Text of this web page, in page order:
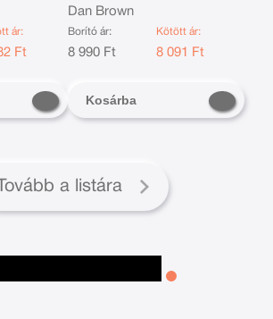
ár:
Ft
Dan Brown
Borító ár:
8 990 Ft
Kötött ár:
8 091 Ft
Kosárba
Tovább a listára